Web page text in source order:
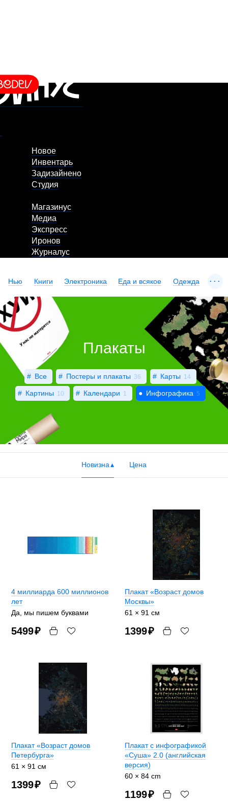
Новое
Инвентарь
Задизайнено
Студия
Магазинус
Медиа
Экспресс
Иронов
Журналус
Нью Книги Электроника Еда и всякое Одежда ...
Плакаты
Все Постеры и плакаты 36 Карты 14
Картины 10 Календари 1 Инфографика 5
Новизна Цена
4 миллиарда 600 миллионов
лет
Да, мы пишем буквами
5499₽
Плакат «Возраст домов
Москвы»
61 × 91 см
1399₽
Плакат «Возраст домов
Петербурга»
61 × 91 см
1399₽
Плакат с инфографикой
«Суша» 2.0 (английская
версия)
60 × 84 cm
1199₽